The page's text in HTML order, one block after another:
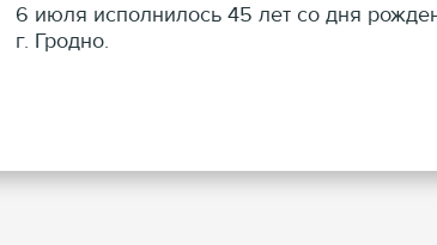
6 июля исполнилось 45 лет со дня
г. Гродно.